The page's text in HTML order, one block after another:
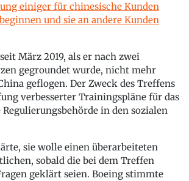
einiger für chinesische Kunden
und sie an andere Kunden
März 2019, als er nach zwei
gegroundet wurde, nicht mehr
geflogen. Der Zweck des Treffens
verbesserter Trainingspläne für das
in den sozialen
sie wolle einen überarbeiteten
sobald die bei dem Treffen
geklärt seien. Boeing stimmte